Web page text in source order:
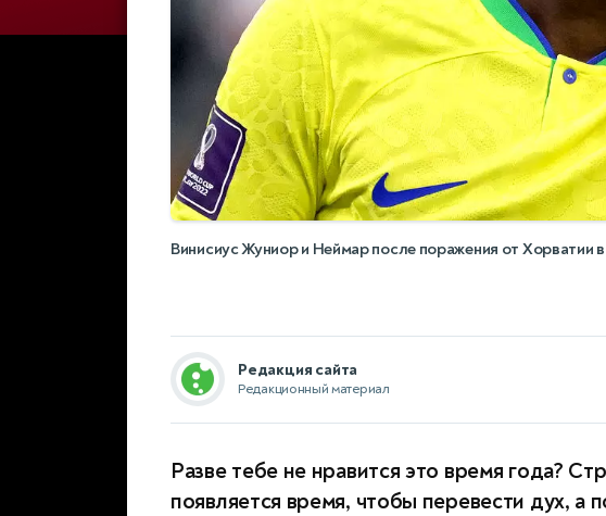
Винисиус Жуниор и Неймар после поражения от Хорватии
Редакция сайта
Редакционный материал
Разве тебе не нравится это время года?
появляется время, чтобы перевести дух, а